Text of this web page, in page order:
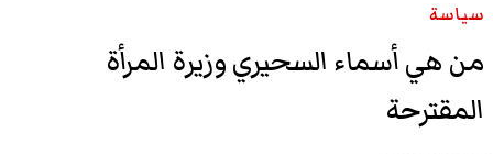
سياسة
من هي أسماء السحيري وزيرة المرأة
المقترحة